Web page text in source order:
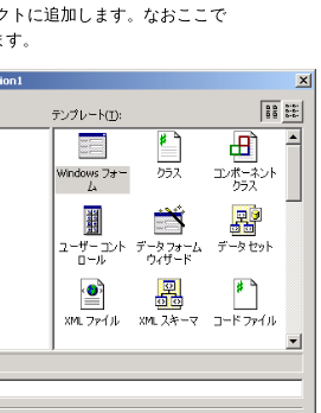
トに追加します。なおここで
。